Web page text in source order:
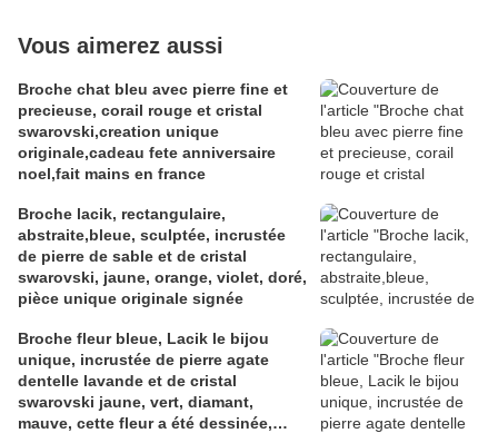
Vous aimerez aussi
Broche chat bleu avec pierre fine et
precieuse, corail rouge et cristal
swarovski,creation unique
originale,cadeau fete anniversaire
noel,fait mains en france
Broche lacik, rectangulaire,
abstraite,bleue, sculptée, incrustée
de pierre de sable et de cristal
swarovski, jaune, orange, violet, doré,
pièce unique originale signée
Broche fleur bleue, Lacik le bijou
unique, incrustée de pierre agate
dentelle lavande et de cristal
swarovski jaune, vert, diamant,
mauve, cette fleur a été dessinée,